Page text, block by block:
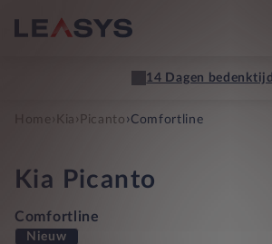
14 Dagen bedenktijd
Home Kia › Picanto ›Comfortline
Kia Picanto
Comfortline
Nieuw